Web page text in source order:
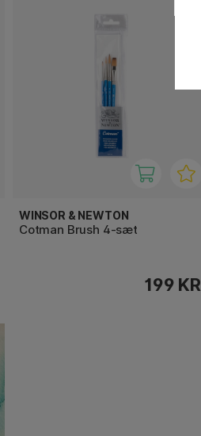
WINSOR & NEWTON
Cotman Brush 4-sæt
199 KR